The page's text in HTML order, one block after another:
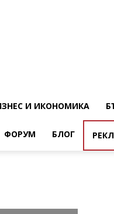
И ИКОНОМИКА
ФОРУМ БЛОГ